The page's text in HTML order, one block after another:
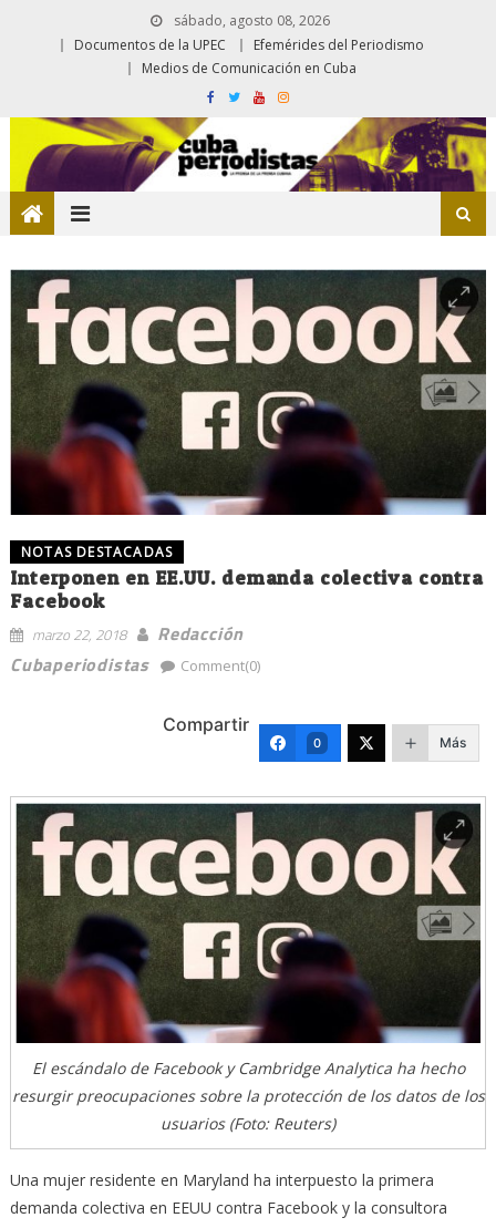
sábado, agosto 08, 2026
Documentos de la UPEC
Efemérides del Periodismo
Medios de Comunicación en Cuba
NOTAS DESTACADAS
Interponen en EE.UU. demanda colectiva contra
Facebook
marzo 22, 2018
Redacción
Cubaperiodistas
Comment(0)
Compartir
0 Más
El escándalo de Facebook y Cambridge Analytica ha hecho
resurgir preocupaciones sobre la protección de los datos de los
usuarios (Foto: Reuters)
Una mujer residente en Maryland ha interpuesto la primera
demanda colectiva en EEUU contra Facebook y la consultora